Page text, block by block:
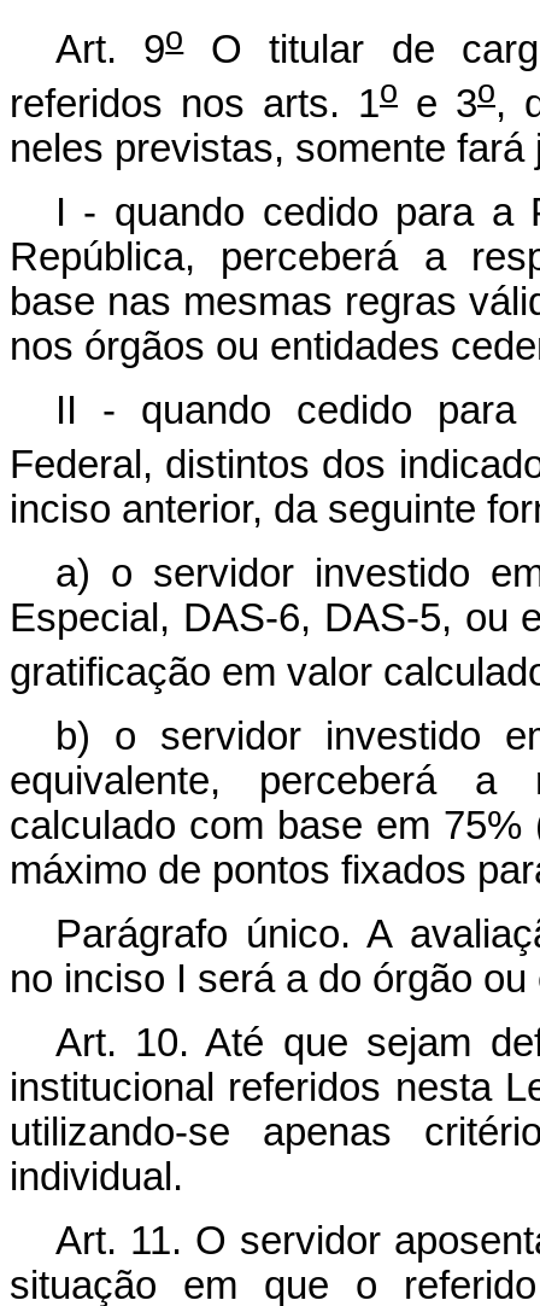
Art. 9oO titular de
referidos nos arts. 1o e 3o,
neles previstas, somente
I - quando cedido para a
República, perceberá a
base nas mesmas regras
nos órgãos ou entidades
II - quando cedido para
Federal, distintos dos
inciso anterior, da seguinte
a) o servidor investido
Especial, DAS-6, DAS-5, ou
gratificação em valor
b) o servidor investido
equivalente, perceberá a
calculado com base em
máximo de pontos fixados
Parágrafo único. A
no inciso I será a do órgão
Art. 10. Até que sejam
institucional referidos nesta
utilizando-se apenas
individual.
Art. 11. O servidor
situação em que o